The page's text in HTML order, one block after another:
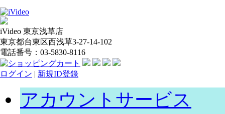
iVideo 東京浅草店
東京都台東区西浅草3-27-14-102
電話番号：03-5830-8116
ログイン | 新規ID登錄
アカウントサービス